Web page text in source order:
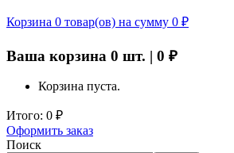
Корзина 0 товар(ов) на сумму 0 ₽
Ваша корзина 0 шт. | 0 ₽
Корзина пуста.
Итого: 0 ₽
Оформить заказ
Поиск